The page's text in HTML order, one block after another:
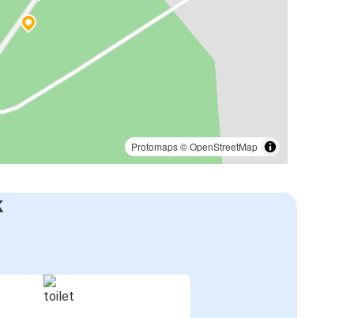
Protomaps©OpenStreetMap